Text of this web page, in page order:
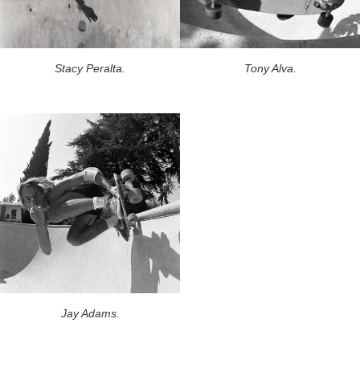
Stacy Peralta. Tony Alva.
Jay Adams.